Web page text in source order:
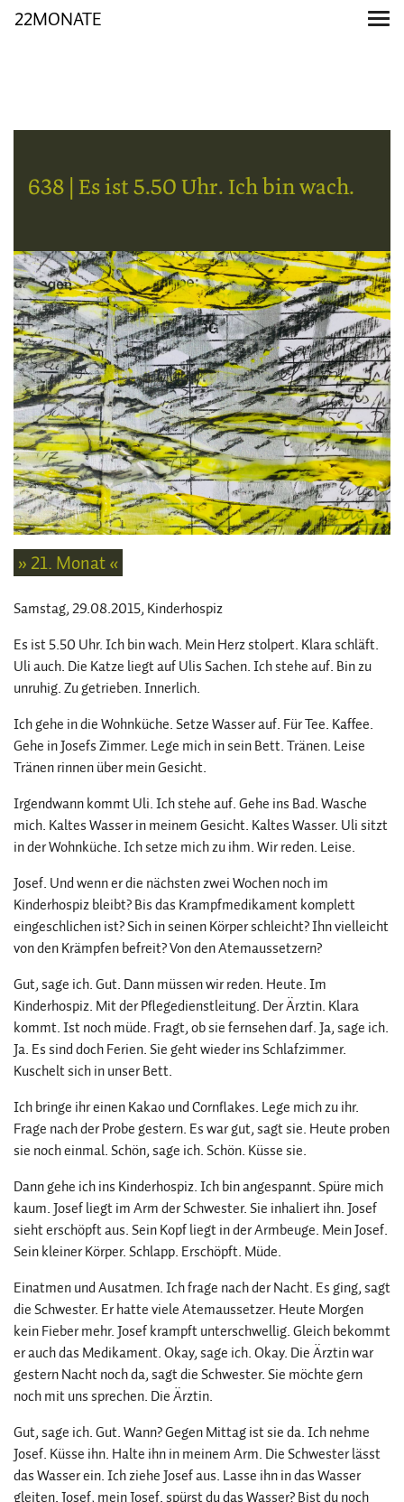
22MONATE
638 | Es ist 5.50 Uhr. Ich bin wach.
» 21. Monat «
Samstag, 29.08.2015, Kinderhospiz
Es ist 5.50 Uhr. Ich bin wach. Mein Herz stolpert. Klara schläft.
Uli auch. Die Katze liegt auf Ulis Sachen. Ich stehe auf. Bin zu
unruhig. Zu getrieben. Innerlich.
Ich gehe in die Wohnküche. Setze Wasser auf. Für Tee. Kaffee.
Gehe in Josefs Zimmer. Lege mich in sein Bett. Tränen. Leise
Tränen rinnen über mein Gesicht.
Irgendwann kommt Uli. Ich stehe auf. Gehe ins Bad. Wasche
mich. Kaltes Wasser in meinem Gesicht. Kaltes Wasser. Uli sitzt
in der Wohnküche. Ich setze mich zu ihm. Wir reden. Leise.
Josef. Und wenn er die nächsten zwei Wochen noch im
Kinderhospiz bleibt? Bis das Krampfmedikament komplett
eingeschlichen ist? Sich in seinen Körper schleicht? Ihn vielleicht
von den Krämpfen befreit? Von den Atemaussetzern?
Gut, sage ich. Gut. Dann müssen wir reden. Heute. Im
Kinderhospiz. Mit der Pflegedienstleitung. Der Ärztin. Klara
kommt. Ist noch müde. Fragt, ob sie fernsehen darf. Ja, sage ich.
Ja. Es sind doch Ferien. Sie geht wieder ins Schlafzimmer.
Kuschelt sich in unser Bett.
Ich bringe ihr einen Kakao und Cornflakes. Lege mich zu ihr.
Frage nach der Probe gestern. Es war gut, sagt sie. Heute proben
sie noch einmal. Schön, sage ich. Schön. Küsse sie.
Dann gehe ich ins Kinderhospiz. Ich bin angespannt. Spüre mich
kaum. Josef liegt im Arm der Schwester. Sie inhaliert ihn. Josef
sieht erschöpft aus. Sein Kopf liegt in der Armbeuge. Mein Josef.
Sein kleiner Körper. Schlapp. Erschöpft. Müde.
Einatmen und Ausatmen. Ich frage nach der Nacht. Es ging, sagt
die Schwester. Er hatte viele Atemaussetzer. Heute Morgen
kein Fieber mehr. Josef krampft unterschwellig. Gleich bekommt
er auch das Medikament. Okay, sage ich. Okay. Die Ärztin war
gestern Nacht noch da, sagt die Schwester. Sie möchte gern
noch mit uns sprechen. Die Ärztin.
Gut, sage ich. Gut. Wann? Gegen Mittag ist sie da. Ich nehme
Josef. Küsse ihn. Halte ihn in meinem Arm. Die Schwester lässt
das Wasser ein. Ich ziehe Josef aus. Lasse ihn in das Wasser
gleiten. Josef, mein Josef. spürst du das Wasser? Bist du noch